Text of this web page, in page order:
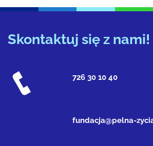
Skontaktuj się z nami!
726 30 10 40
fundacja@pelna-